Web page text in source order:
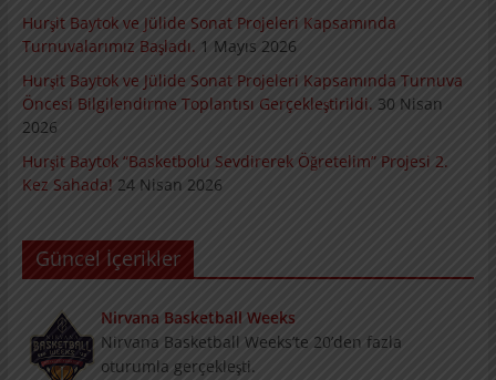
Hurşit Baytok ve Jülide Sonat Projeleri Kapsamında
Turnuvalarımız Başladı. 1 Mayıs 2026
Hurşit Baytok ve Jülide Sonat Projeleri Kapsamında Turnuva
Öncesi Bilgilendirme Toplantısı Gerçekleştirildi. 30 Nisan
2026
Hurşit Baytok “Basketbolu Sevdirerek Öğretelim” Projesi 2.
Kez Sahada! 24 Nisan 2026
Güncel İçerikler
Nirvana Basketball Weeks
Nirvana Basketball Weeks’te 20’den fazla
oturumla gerçekleşti.